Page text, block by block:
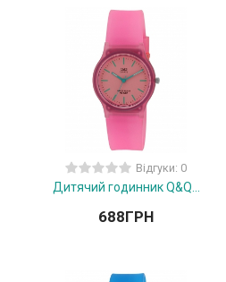
Відгуки: 0
Дитячий годинник Q&Q...
688ГРН